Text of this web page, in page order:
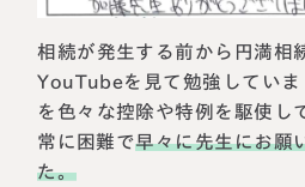
法人情報
相続について学ぶ
相続コラム
セミナー
相続が発生する前から円満相
YouTubeを見て勉強していま
を色々な控除や特例を駆使し
常に困難で早々に先生にお願
た。